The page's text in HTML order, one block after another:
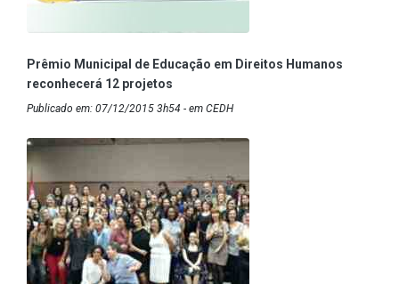
Prêmio Municipal de Educação em Direitos Humanos
reconhecerá 12 projetos
Publicado em: 07/12/2015 3h54 - em CEDH